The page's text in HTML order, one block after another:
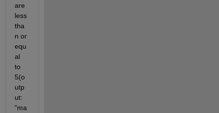
are
less
tha
n or
equ
al
to
5(o
utp
ut:
"ma